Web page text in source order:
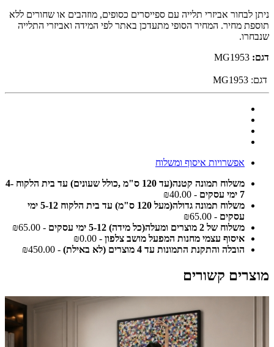
ניתן לבחור אביזרי תלייה עם ספייסרים כסופים, מוזהבים או שחורים ללא
תוספת מחיר. המחיר הסופי מתעדכן באתר לפי המידה ואביזרי התלייה
שנבחרו.
דגם:
דגם: MG1953
אפשרויות איסוף ומשלוח
משלוח תמונה קטנה(עד 120 ס"מ ,כולל שעונים) עד בית הלקוח 4-
7 ימי עסקים
- ₪40.00
משלוח תמונה גדולה(מעל 120 ס"מ) עד בית הלקוח 5-12 ימי
עסקים - ₪65.00
משלוח של 2 מוצרים ומעלה(כל מידה) 5-12 ימי עסקים
- ₪65.00
איסוף עצמי מחנות המפעל מושב צלפון - ₪0.00
הובלה והתקנת התמונות עד 4 מוצרים (לא באילת)
- ₪450.00
מוצרים קשורים